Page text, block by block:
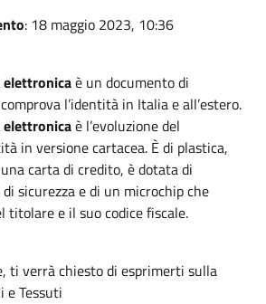
: 18 maggio 2023, 10:36
è un documento di
l’identità in Italia e all’estero.
è l’evoluzione del
in versione cartacea. È di plastica,
carta di credito, è dotata di
sicurezza e di un microchip che
titolare e il suo codice fiscale.
ti verrà chiesto di esprimerti sulla
e Tessuti